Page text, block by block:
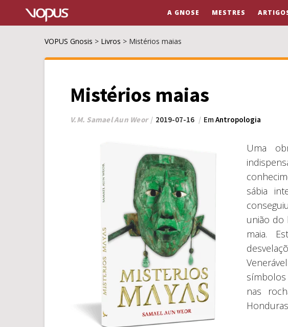
A GNOSE MESTRES
VOPUS Gnosis > Livros > Mistérios maias
Mistérios maias
V.M. Samael Aun Weor 2019-07-16 EmAntropologia
Uma
sábia
união do
maia.
nas